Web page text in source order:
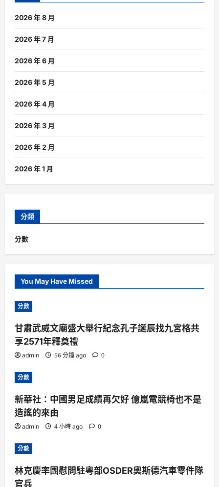
2026 年 8 月
2026 年 7 月
2026 年 6 月
2026 年 5 月
2026 年 4 月
2026 年 3 月
2026 年 2 月
2026 年 1 月
分類
分數
You May Have Missed
分數
甘肅武威文廟盛大舉行紀念孔子誕辰找九宮格共
享2571年釋奠禮
admin 56 分鐘 ago 0
分數
新華社：中國男足成績再欠好 億嵐電競椅也不是
造謠的來由
admin 4 小時 ago 0
分數
林克慶率團慰問駐粵部OSDER奧斯德汽車零件隊
官兵